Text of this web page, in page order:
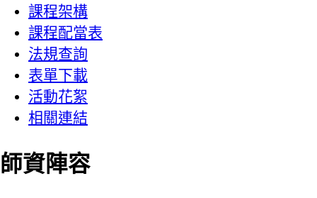
課程架構
課程配當表
法規查詢
表單下載
活動花絮
相關連結
師資陣容